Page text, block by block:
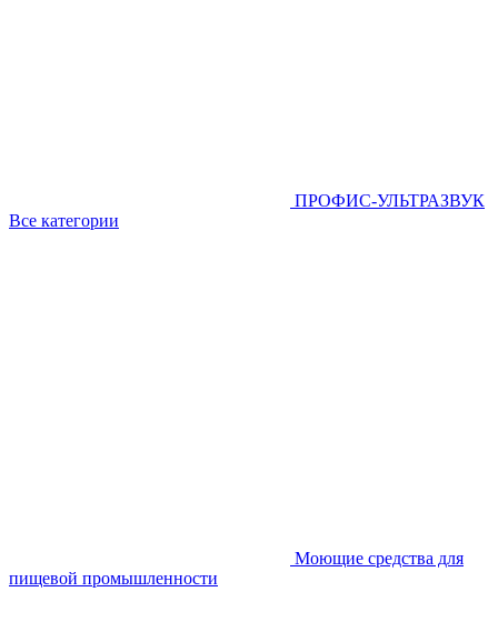
ПРОФИС-УЛЬТРАЗВУК
Все категории
Моющие средства для
пищевой промышленности